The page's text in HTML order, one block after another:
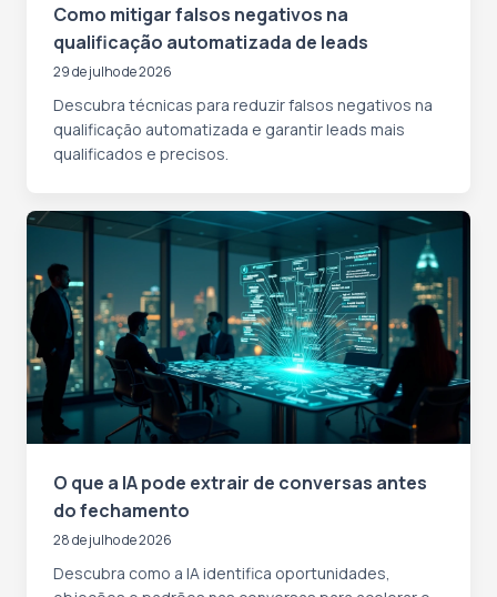
Como mitigar falsos negativos na
qualificação automatizada de leads
29 de julho de 2026
Descubra técnicas para reduzir falsos negativos na
qualificação automatizada e garantir leads mais
qualificados e precisos.
O que a IA pode extrair de conversas antes
do fechamento
28 de julho de 2026
Descubra como a IA identifica oportunidades,